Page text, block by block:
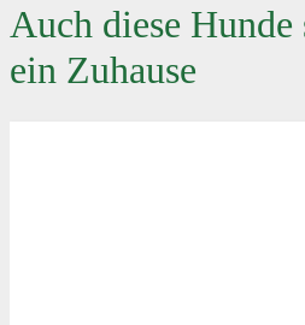
Auch diese Hunde
ein Zuhause